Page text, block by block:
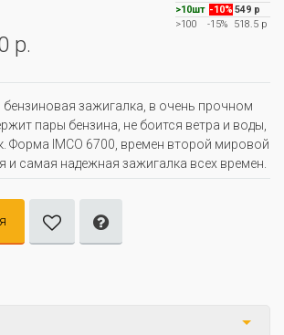
р.
>10шт -10% 549 р
>100
-15% 518.5 р
зажигалка, в очень прочном
пары бензина, не боится ветра и воды,
Форма IMCO 6700, времен второй мировой
и самая надежная зажигалка всех времен.